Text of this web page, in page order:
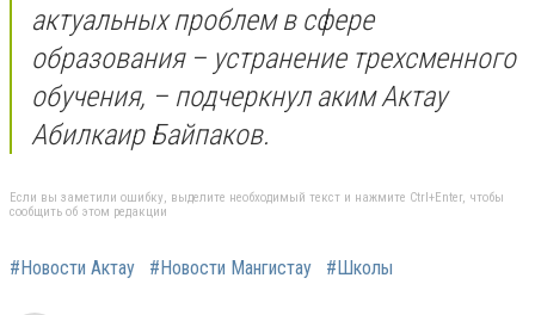
актуальных проблем в сфере
образования – устранение трехсменного
обучения, – подчеркнул аким Актау
Абилкаир Байпаков.
Если вы заметили ошибку, выделите необходимый текст и нажмите Ctrl+Enter, чтобы
сообщить об этом редакции
#Новости Актау #Новости Мангистау #Школы